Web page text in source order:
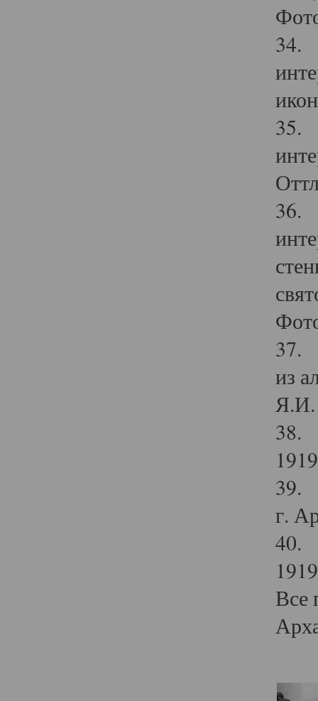
34.
35.
36.
37.
из
Я.И.
38.
39.
г.
40.
Все